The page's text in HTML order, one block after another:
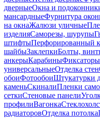
дверныеОкна и
мансардныеФурнитура
на окнаЖалюзи уличные
изделияСаморезы, шурупы
штифтыПерфорированный
шайбыЗаклепкиБолты,
анкерыКарабины
универсальныеОтделка стен
обоиФотообоиШтукатурки
каменьСкиналиПленки
сеткиСтеновые панели
профилиВагонка
радиаторовОтделка потолка